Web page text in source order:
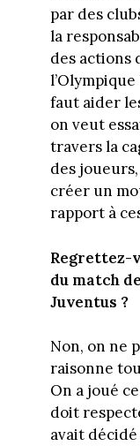
par des
la
des actions
faut aider
on veut
travers la
des
créer un
rapport à
Regrettez-
du match
Juventus ?
Non, on ne
raisonne
On a joué
doit
avait